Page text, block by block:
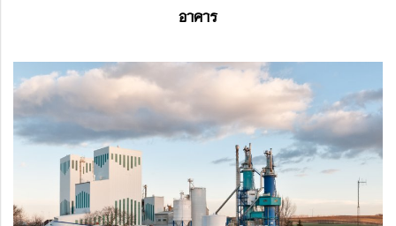
อาคาร